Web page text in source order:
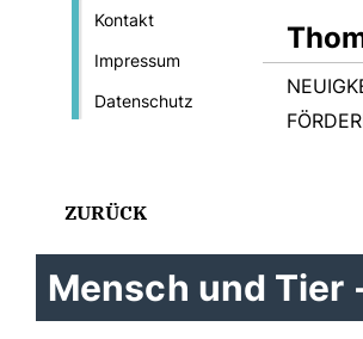
Kontakt
Impressum
Datenschutz
ZURÜCK
Mensch und Tier